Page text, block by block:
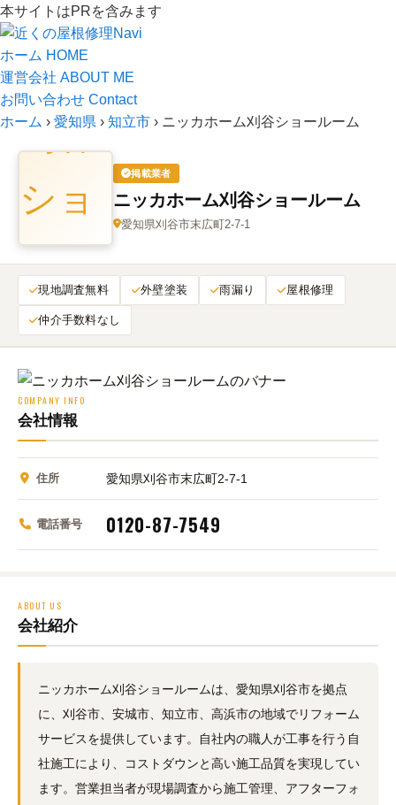
本サイトはPRを含みます
ホーム HOME
運営会社 ABOUT ME
お問い合わせ Contact
ホーム › 愛知県 › 知立市 › ニッカホーム刈谷ショールーム
掲載業者
ニッカホーム刈谷ショールーム
愛知県刈谷市末広町2-7-1
現地調査無料 外壁塗装 雨漏り 屋根修理
仲介手数料なし
COMPANY INFO
会社情報
住所 愛知県刈谷市末広町2-7-1
電話番号 0120-87-7549
ABOUT US
会社紹介
ニッカホーム刈谷ショールームは、愛知県刈谷市を拠点
に、刈谷市、安城市、知立市、高浜市の地域でリフォーム
サービスを提供しています。自社内の職人が工事を行う自
社施工により、コストダウンと高い施工品質を実現してい
ます。営業担当者が現場調査から施工管理、アフターフォ